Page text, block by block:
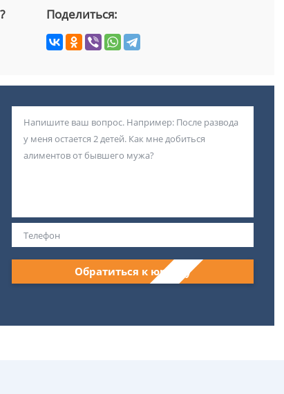
Поделиться:
Обратиться к юристу